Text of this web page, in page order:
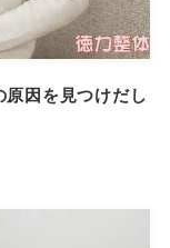
因を見つけだし